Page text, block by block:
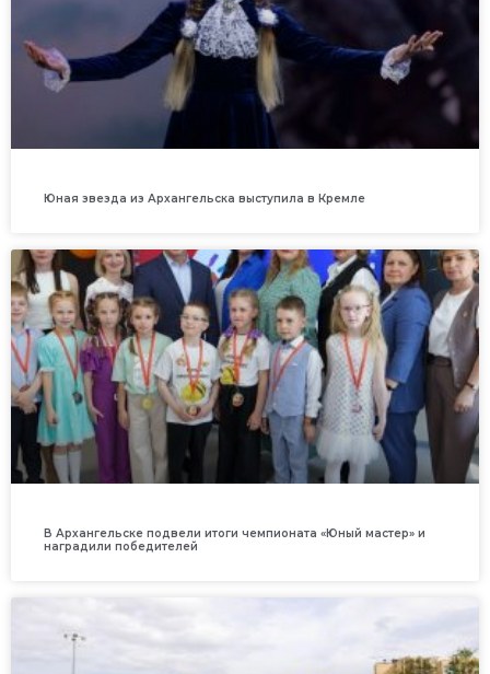
Юная звезда из Архангельска выступила в Кремле
В Архангельске подвели итоги чемпионата «Юный мастер» и
наградили победителей